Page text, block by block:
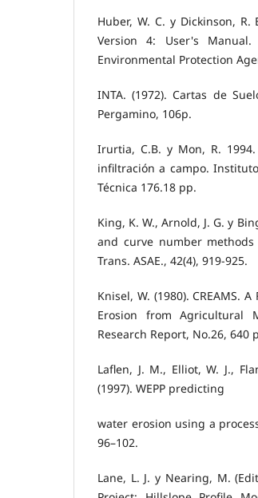
Huber, W. C. y Dickinson,
Version 4: User's Manual.
Environmental Protection
INTA. (1972). Cartas de
Pergamino, 106p.
Irurtia, C.B. y Mon, R.
infiltración a campo.
Técnica 176.18 pp.
King, K. W., Arnold, J. G. y
and curve number methods
Trans. ASAE., 42(4), 919-925.
Knisel, W. (1980). CREAMS.
Erosion from Agricultural
Research Report, No.26, 640
Laflen, J. M., Elliot, W. J.,
(1997). WEPP predicting
water erosion using a
96–102.
Lane, L. J. y Nearing, M.